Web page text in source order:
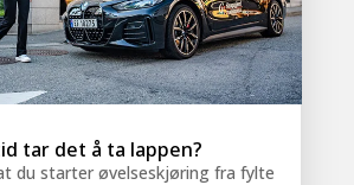
tar det å ta lappen?
du starter øvelseskjøring fra fylte